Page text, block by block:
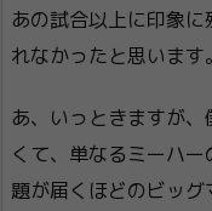
あの試合以上に印象
れなかったと思います。
あ、いっときますが
くて、単なるミーハ
題が届くほどのビッグ